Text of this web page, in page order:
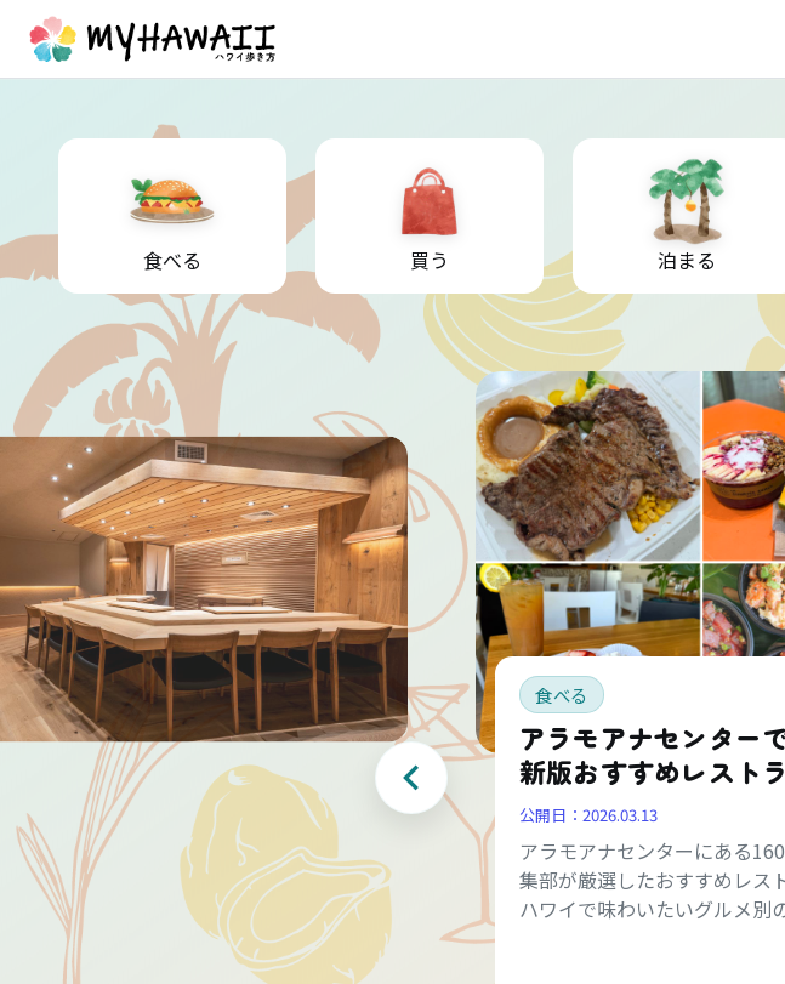
食べる 買う 泊まる
食べる
アラモアナセンター
新版おすすめレスト
公開日： 2026.03.13
アラモアナセンターにある
集部が厳選したおすすめレス
ハワイで味わいたいグルメ別